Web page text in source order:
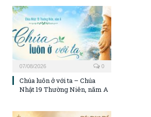
07/08/2026 0
Chúa luôn ở với ta – Chúa
Nhật 19 Thường Niên, năm A